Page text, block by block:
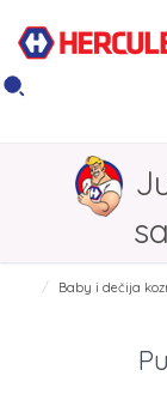
Baby i dečija